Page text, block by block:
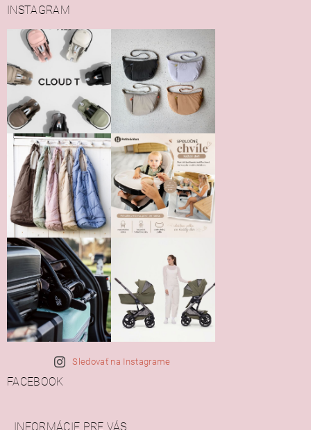
INSTAGRAM
Sledovať na Instagrame
FACEBOOK
INFORMÁCIE PRE VÁS